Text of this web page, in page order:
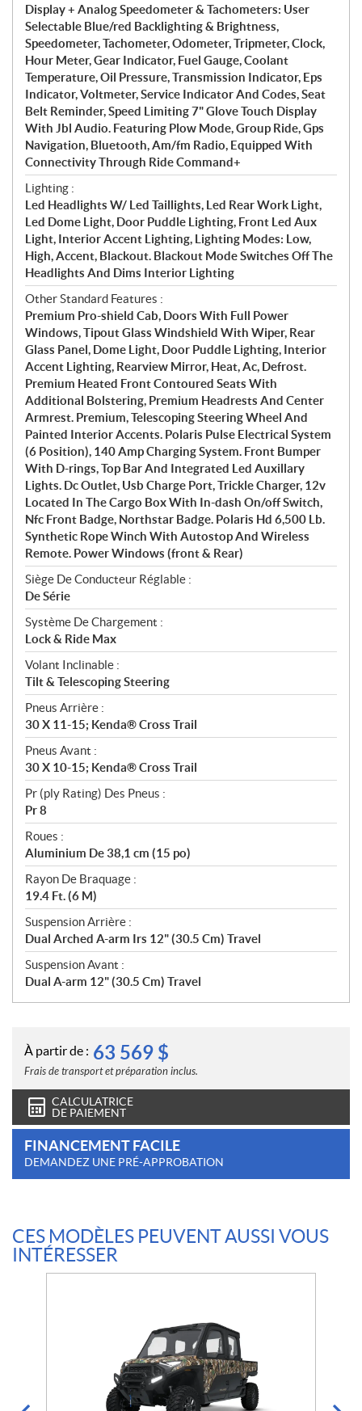
Display + Analog Speedometer & Tachometers: User
Selectable Blue/red Backlighting & Brightness,
Speedometer, Tachometer, Odometer, Tripmeter, Clock,
Hour Meter, Gear Indicator, Fuel Gauge, Coolant
Temperature, Oil Pressure, Transmission Indicator, Eps
Indicator, Voltmeter, Service Indicator And Codes, Seat
Belt Reminder, Speed Limiting 7" Glove Touch Display
With Jbl Audio. Featuring Plow Mode, Group Ride, Gps
Navigation, Bluetooth, Am/fm Radio, Equipped With
Connectivity Through Ride Command+
Lighting :
Led Headlights W/ Led Taillights, Led Rear Work Light,
Led Dome Light, Door Puddle Lighting, Front Led Aux
Light, Interior Accent Lighting, Lighting Modes: Low,
High, Accent, Blackout. Blackout Mode Switches Off The
Headlights And Dims Interior Lighting
Other Standard Features :
Premium Pro-shield Cab, Doors With Full Power
Windows, Tipout Glass Windshield With Wiper, Rear
Glass Panel, Dome Light, Door Puddle Lighting, Interior
Accent Lighting, Rearview Mirror, Heat, Ac, Defrost.
Premium Heated Front Contoured Seats With
Additional Bolstering, Premium Headrests And Center
Armrest. Premium, Telescoping Steering Wheel And
Painted Interior Accents. Polaris Pulse Electrical System
(6 Position), 140 Amp Charging System. Front Bumper
With D-rings, Top Bar And Integrated Led Auxillary
Lights. Dc Outlet, Usb Charge Port, Trickle Charger, 12v
Located In The Cargo Box With In-dash On/off Switch,
Nfc Front Badge, Northstar Badge. Polaris Hd 6,500 Lb.
Synthetic Rope Winch With Autostop And Wireless
Remote. Power Windows (front & Rear)
Siège De Conducteur Réglable :
De Série
Système De Chargement :
Lock & Ride Max
Volant Inclinable :
Tilt & Telescoping Steering
Pneus Arrière :
30 X 11-15; Kenda® Cross Trail
Pneus Avant :
30 X 10-15; Kenda® Cross Trail
Pr (ply Rating) Des Pneus :
Pr 8
Roues :
Aluminium De 38,1 cm (15 po)
Rayon De Braquage :
19.4 Ft. (6 M)
Suspension Arrière :
Dual Arched A-arm Irs 12" (30.5 Cm) Travel
Suspension Avant :
Dual A-arm 12" (30.5 Cm) Travel
À partir de : 63 569 $
Frais de transport et préparation inclus.
CALCULATRICE
DE PAIEMENT
FINANCEMENT FACILE
DEMANDEZ UNE PRÉ-APPROBATION
CES MODÈLES PEUVENT AUSSI VOUS
INTÉRESSER